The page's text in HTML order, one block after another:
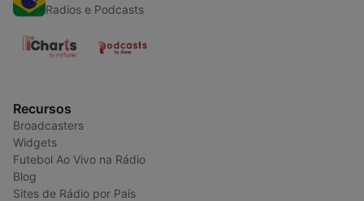
Radios e Podcasts
Recursos
Broadcasters
Widgets
Futebol Ao Vivo na Rádio
Blog
Sites de Rádio por País